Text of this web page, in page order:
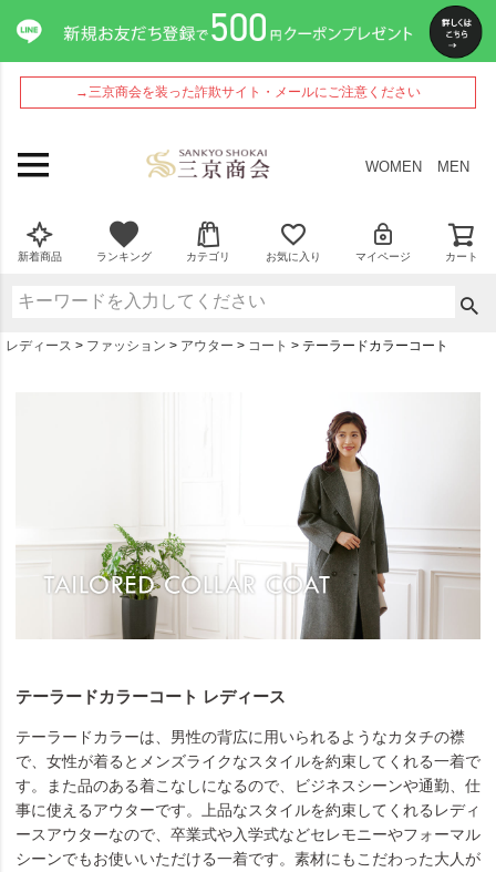
→三京商会を装った詐欺サイト・メールにご注意ください
WOMEN MEN
新着商品 ランキング カテゴリ お気に入り マイページ カート
レディース ファッション アウター コート テーラードカラーコート
テーラードカラーコート レディース
テーラードカラーは、男性の背広に用いられるようなカタチの襟
で、女性が着るとメンズライクなスタイルを約束してくれる一着で
す。また品のある着こなしになるので、ビジネスシーンや通勤、仕
事に使えるアウターです。上品なスタイルを約束してくれるレディ
ースアウターなので、卒業式や入学式などセレモニーやフォーマル
シーンでもお使いいただける一着です。素材にもこだわった大人が